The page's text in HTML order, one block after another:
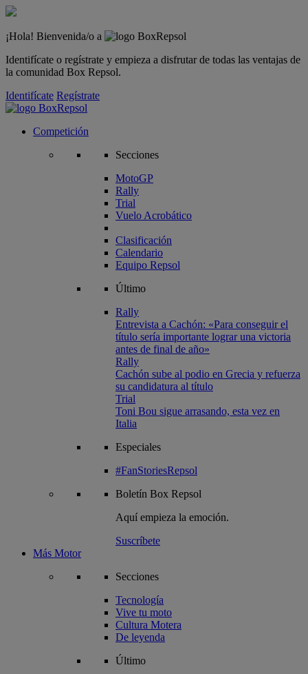
¡Hola! Bienvenida/o a
Identifícate o regístrate y empieza a disfrutar de todas las ventajas de
la comunidad Box Repsol.
Identifícate Regístrate
Competición
Secciones
MotoGP
Rally
Trial
Vuelo Acrobático
Clasificación
Calendario
Equipo Repsol
Último
Rally
Entrevista a Cachón: «Para conseguir el
título sería importante lograr una victoria
antes de final de año»
Rally
Cachón sube al podio en Grecia y refuerza
su candidatura al título
Trial
Toni Bou sigue arrasando, esta vez en
Italia
Especiales
#FanStoriesRepsol
Boletín Box Repsol
Aquí empieza la emoción.
Suscríbete
Más Motor
Secciones
Tecnología
Vive tu moto
Cultura Motera
De leyenda
Último